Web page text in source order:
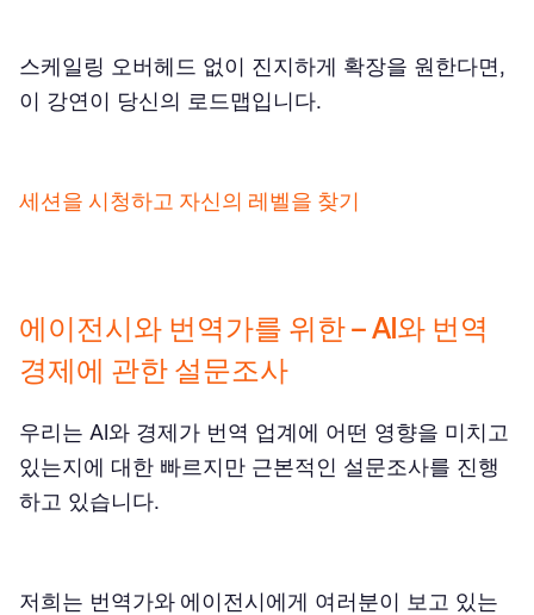
스케일링 오버헤드 없이 진지하게 확장을 원한다면,
이 강연이 당신의 로드맵입니다.
세션을 시청하고 자신의 레벨을 찾기
에이전시와 번역가를 위한 – AI와 번역
경제에 관한 설문조사
우리는 AI와 경제가 번역 업계에 어떤 영향을 미치고
있는지에 대한 빠르지만 근본적인 설문조사를 진행
하고 있습니다.
저희는 번역가와 에이전시에게 여러분이 보고 있는